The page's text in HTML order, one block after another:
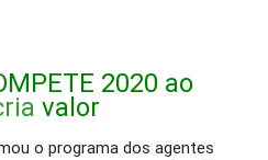
2020 ao
valor
o programa dos agentes